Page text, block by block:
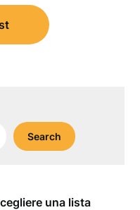
Search
una lista